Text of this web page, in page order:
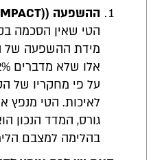
ההשפעה ((IMPACT כמדד להוראה מצוינת:
הטי שאין הסכמה
מידת ההשפעה של
על פי מחקריו של
לאיכות. הטי מנפץ
גורס, המדד הנכון
בהלימה למצבם